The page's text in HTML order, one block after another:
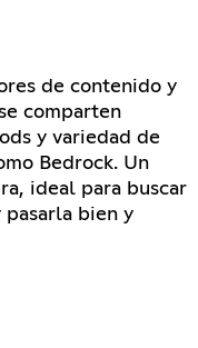
de contenido y
comparten
y variedad de
Bedrock. Un
ideal para buscar
pasarla bien y